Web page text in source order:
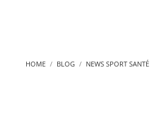
HOME BLOG NEWS SPORT SANTÉ